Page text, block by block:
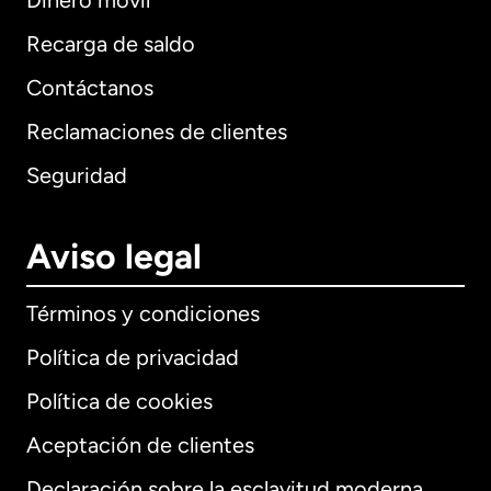
Recarga de saldo
Contáctanos
Reclamaciones de clientes
Seguridad
Aviso legal
Términos y condiciones
Política de privacidad
Política de cookies
Aceptación de clientes